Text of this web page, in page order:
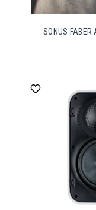
SONUS FABER